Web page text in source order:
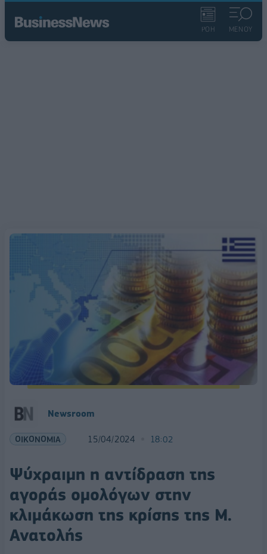
ΡΟΗ ΜΕΝΟΥ
Newsroom
ΟΙΚΟΝΟΜΙΑ 15/04/2024 18:02
Ψύχραιμη η αντίδραση της
αγοράς ομολόγων στην
κλιμάκωση της κρίσης της Μ.
Ανατολής